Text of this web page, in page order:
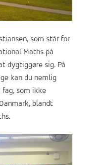
som står for
Maths på
dygtiggøre sig. På
kan du nemlig
fag, som ikke
blandt